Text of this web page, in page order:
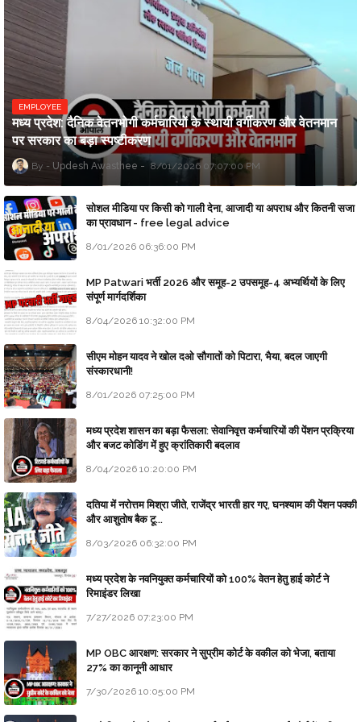
EMPLOYEE
मध्य प्रदेश: दैनिक वेतनभोगी कर्मचारियों के स्थायी वर्गीकरण और वेतनमान
पर सरकार का बड़ा स्पष्टीकरण
Updesh Awasthee 8/01/2026 07:07:00 PM
सोशल मीडिया पर किसी को गाली देना, आजादी या अपराध और कितनी सजा
का प्रावधान - free legal advice
8/01/2026 06:36:00 PM
MP Patwari भर्ती 2026 और समूह-2 उपसमूह-4 अभ्यर्थियों के लिए
संपूर्ण मार्गदर्शिका
8/04/2026 10:32:00 PM
सीएम मोहन यादव ने खोल दओ सौगातों को पिटारा, भैया, बदल जाएगी
संस्कारधानी!
8/01/2026 07:25:00 PM
मध्य प्रदेश शासन का बड़ा फैसला: सेवानिवृत्त कर्मचारियों की पेंशन प्रक्रिया
और बजट कोडिंग में हुए क्रांतिकारी बदलाव
8/04/2026 10:20:00 PM
दतिया में नरोत्तम मिश्रा जीते, राजेंद्र भारती हार गए, घनश्याम की पेंशन पक्की
और आशुतोष बैक टू...
8/03/2026 06:32:00 PM
मध्य प्रदेश के नवनियुक्त कर्मचारियों को 100% वेतन हेतु हाई कोर्ट ने
रिमाइंडर लिखा
7/27/2026 07:23:00 PM
MP OBC आरक्षण: सरकार ने सुप्रीम कोर्ट के वकील को भेजा, बताया
27% का कानूनी आधार
7/30/2026 10:05:00 PM